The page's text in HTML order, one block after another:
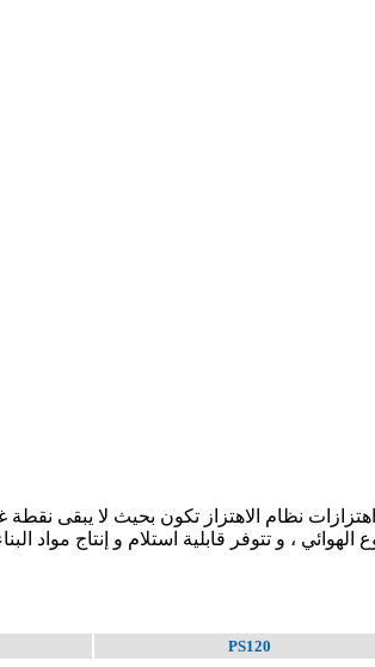
نظام الاهتزاز تكون بحيث لا يبقى
، و تتوفر قابلية استلام و إنتاج مواد
PS120